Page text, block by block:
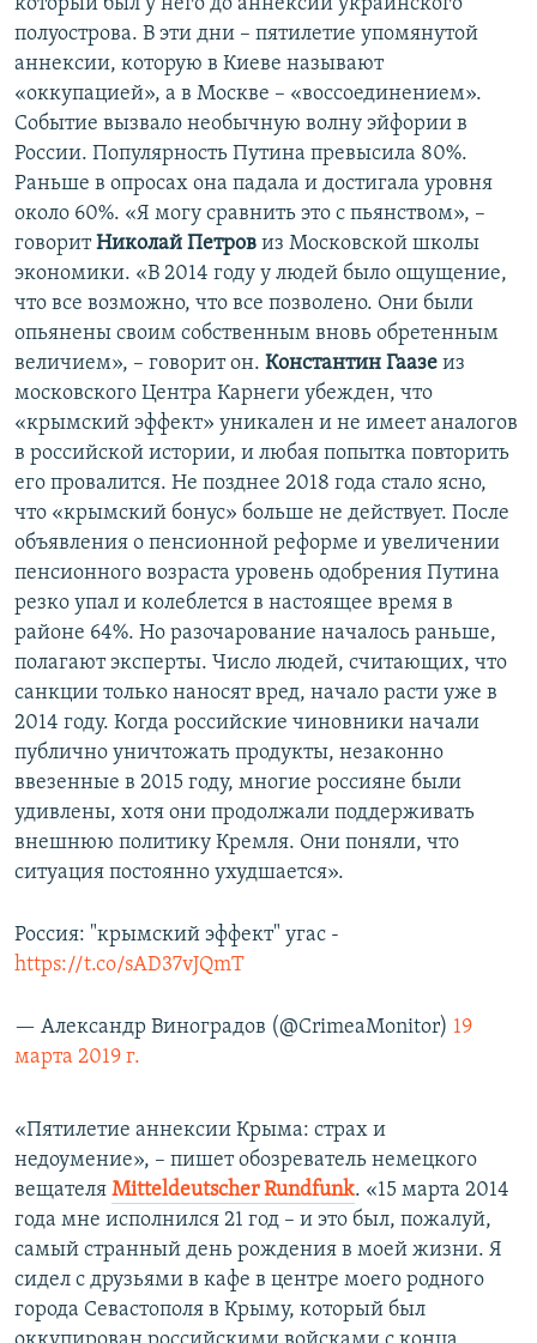
который был у него до аннексии украинского
полуострова. В эти дни – пятилетие упомянутой
аннексии, которую в Киеве называют
«оккупацией», а в Москве – «воссоединением».
Событие вызвало необычную волну эйфории в
России. Популярность Путина превысила 80%.
Раньше в опросах она падала и достигала уровня
около 60%. «Я могу сравнить это с пьянством», –
говоритНиколай Петров из Московской школы
экономики. «В 2014 году у людей было ощущение,
что все возможно, что все позволено. Они были
опьянены своим собственным вновь обретенным
величием», – говорит он. Константин Гаазе из
московского Центра Карнеги убежден, что
«крымский эффект» уникален и не имеет аналогов
в российской истории, и любая попытка повторить
его провалится. Не позднее 2018 года стало ясно,
что «крымский бонус» больше не действует. После
объявления о пенсионной реформе и увеличении
пенсионного возраста уровень одобрения Путина
резко упал и колеблется в настоящее время в
районе 64%. Но разочарование началось раньше,
полагают эксперты. Число людей, считающих, что
санкции только наносят вред, начало расти уже в
2014 году. Когда российские чиновники начали
публично уничтожать продукты, незаконно
ввезенные в 2015 году, многие россияне были
удивлены, хотя они продолжали поддерживать
внешнюю политику Кремля. Они поняли, что
ситуация постоянно ухудшается».
Россия: "крымский эффект" угас -
https://t.co/sAD37vJQmT
— Александр Виноградов (@CrimeaMonitor) 19
марта 2019 г.
«Пятилетие аннексии Крыма: страх и
недоумение», – пишет обозреватель немецкого
вещателя Mitteldeutscher Rundfunk. «15 марта 2014
года мне исполнился 21 год – и это был, пожалуй,
самый странный день рождения в моей жизни. Я
сидел с друзьями в кафе в центре моего родного
города Севастополя в Крыму, который был